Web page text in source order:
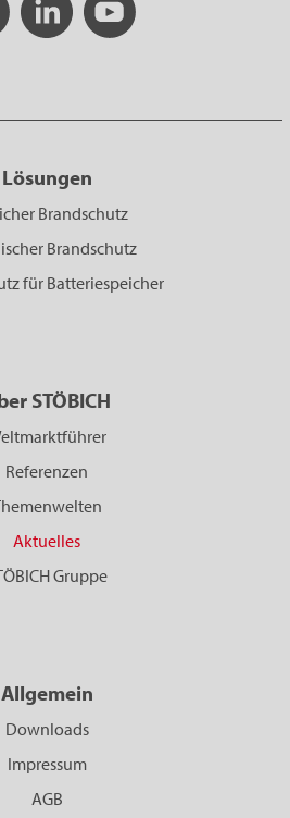
Lösungen
Brandschutz
Brandschutz
für Batteriespeicher
STÖBICH
Referenzen
Aktuelles
Gruppe
Allgemein
Downloads
Impressum
AGB